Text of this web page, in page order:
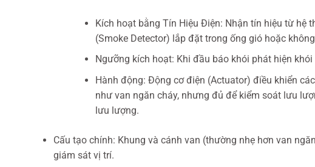
Kích hoạt bằng Tín Hiệu Điện: Nhận tín hiệu từ hệ
(Smoke Detector) lắp đặt trong ống gió hoặc
Ngưỡng kích hoạt: Khi đầu báo khói phát hiện
Hành động: Động cơ điện (Actuator) điều khiển
như van ngăn cháy, nhưng đủ để kiểm soát lưu
lưu lượng.
Cấu tạo chính: Khung và cánh van (thường nhẹ hơn van
giám sát vị trí.